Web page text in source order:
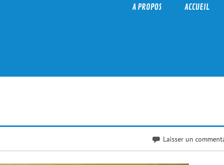
A PROPOS ACCUEIL
Laisser un